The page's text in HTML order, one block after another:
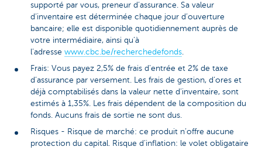
supporté par vous, preneur d’assurance. Sa valeur
d’inventaire est déterminée chaque jour d’ouverture
bancaire; elle est disponible quotidiennement auprès de
votre intermédiaire, ainsi qu’à
l’adresse www.cbc.be/recherchedefonds.
Frais: Vous payez 2,5% de frais d’entrée et 2% de taxe
d’assurance par versement. Les frais de gestion, d’ores et
déjà comptabilisés dans la valeur nette d’inventaire, sont
estimés à 1,35%. Les frais dépendent de la composition du
fonds. Aucuns frais de sortie ne sont dus.
Risques - Risque de marché: ce produit n’offre aucune
protection du capital. Risque d’inflation: le volet obligataire